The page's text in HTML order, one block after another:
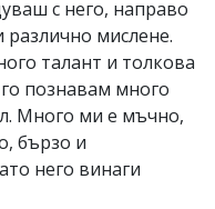
с него, направо
различно мислене.
талант и толкова
познавам много
Много ми е мъчно,
бързо и
него винаги